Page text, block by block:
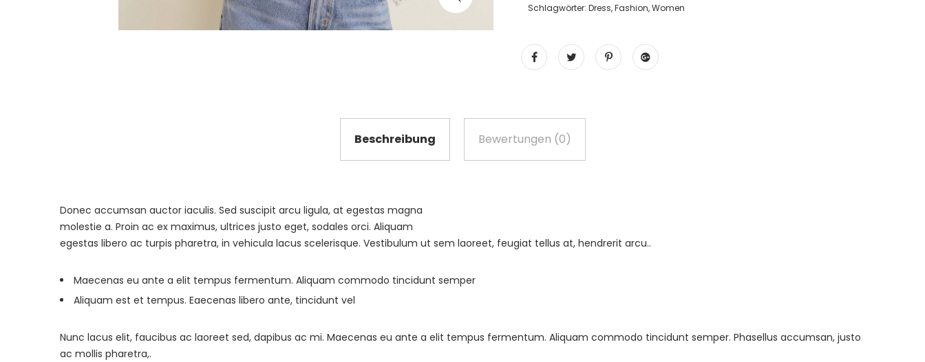
Schlagwörter: Dress,Fashion,Women
Beschreibung Bewertungen (0)
Donec accumsan auctor iaculis. Sed suscipit arcu ligula, at egestas magna
molestie a. Proin ac ex maximus, ultrices justo eget, sodales orci. Aliquam
egestas libero ac turpis pharetra, in vehicula lacus scelerisque. Vestibulum ut sem laoreet, feugiat tellus at, hendrerit arcu..
Maecenas eu ante a elit tempus fermentum. Aliquam commodo tincidunt semper
Aliquam est et tempus. Eaecenas libero ante, tincidunt vel
Nunc lacus elit, faucibus ac laoreet sed, dapibus ac mi. Maecenas eu ante a elit tempus fermentum. Aliquam commodo tincidunt semper. Phasellus accumsan, justo
ac mollis pharetra,.